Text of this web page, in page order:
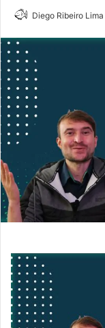
Diego Ribeiro Lima